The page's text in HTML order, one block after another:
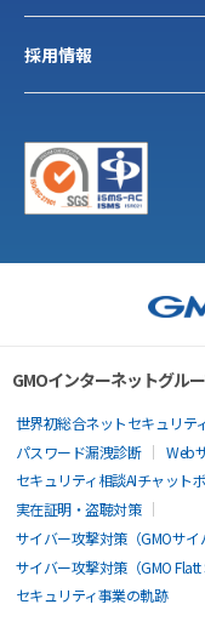
採用情報
GMOインターネットグル
世界初総合ネットセキュリテ
パスワード漏洩診断
Web
セキュリティ相談AIチャット
実在証明・盗聴対策
サイバー攻撃対策（GMOサイ
サイバー攻撃対策（GMO Flatt
セキュリティ事業の軌跡